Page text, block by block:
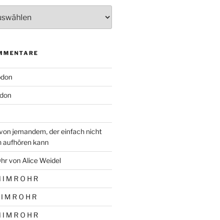
jemandem, der einfach nicht
aufhören kann
von Alice Weidel
I M R O H R
M R O H R
I M R O H R